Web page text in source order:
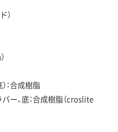
）
）：合成樹脂
ー、底：合成樹脂（croslite